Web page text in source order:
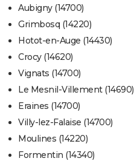
Aubigny (14700)
Grimbosq (14220)
Hotot-en-Auge (14430)
Crocy (14620)
Vignats (14700)
Le Mesnil-Villement (14690)
Eraines (14700)
Villy-lez-Falaise (14700)
Moulines (14220)
Formentin (14340)